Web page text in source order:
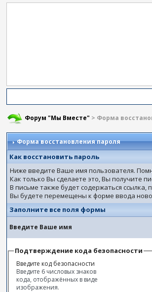
Форум "Мы Вместе" > Форма
Форма восстановления пароля
Как восстановить пароль
Ниже введите Ваше имя пользователя.
Как только Вы сделаете это, Вы получите
В письме также будет содержаться
Вы будете перемещены к форме ввода
Заполните все поля формы
Введите Ваше имя
Подтверждение кода безопасности
Введите код безопасности
Введите 6 числовых знаков
кода, отображённых в виде
изображения.